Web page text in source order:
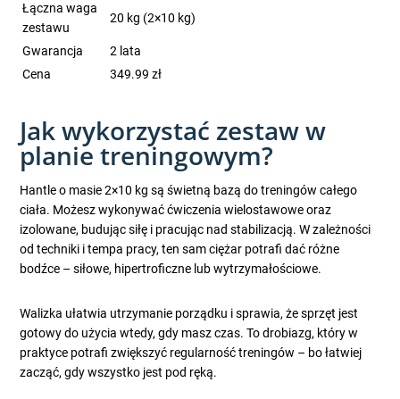
Łączna waga
zestawu
20 kg (2×10 kg)
Gwarancja
2 lata
Cena
349.99 zł
Jak wykorzystać zestaw w
planie treningowym?
Hantle o masie 2×10 kg są świetną bazą do treningów całego
ciała. Możesz wykonywać ćwiczenia wielostawowe oraz
izolowane, budując siłę i pracując nad stabilizacją. W zależności
od techniki i tempa pracy, ten sam ciężar potrafi dać różne
bodźce – siłowe, hipertroficzne lub wytrzymałościowe.
Walizka ułatwia utrzymanie porządku i sprawia, że sprzęt jest
gotowy do użycia wtedy, gdy masz czas. To drobiazg, który w
praktyce potrafi zwiększyć regularność treningów – bo łatwiej
zacząć, gdy wszystko jest pod ręką.